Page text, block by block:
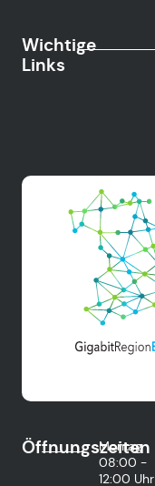
Wichtige
Links
Öffnungszeiten
Montag
08:00 -
12:00 Uhr